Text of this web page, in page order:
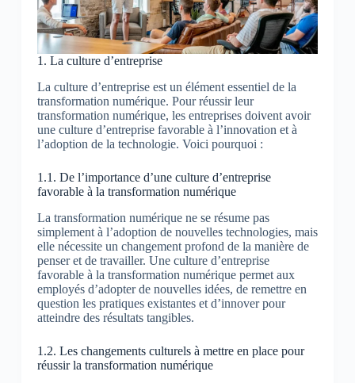
1. La culture d’entreprise
La culture d’entreprise est un élément essentiel de la
transformation numérique. Pour réussir leur
transformation numérique, les entreprises doivent avoir
une culture d’entreprise favorable à l’innovation et à
l’adoption de la technologie. Voici pourquoi :
1.1. De l’importance d’une culture d’entreprise
favorable à la transformation numérique
La transformation numérique ne se résume pas
simplement à l’adoption de nouvelles technologies, mais
elle nécessite un changement profond de la manière de
penser et de travailler. Une culture d’entreprise
favorable à la transformation numérique permet aux
employés d’adopter de nouvelles idées, de remettre en
question les pratiques existantes et d’innover pour
atteindre des résultats tangibles.
1.2. Les changements culturels à mettre en place pour
réussir la transformation numérique